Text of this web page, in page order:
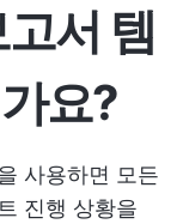
서 템
요?
사용하면 모든
진행 상황을